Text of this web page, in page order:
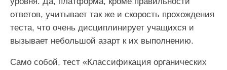
ответов, учитывает так же и скорость прохождения
теста, что очень дисциплинирует учащихся и
вызывает небольшой азарт к их выполнению.
Само собой, тест «Классификация органических